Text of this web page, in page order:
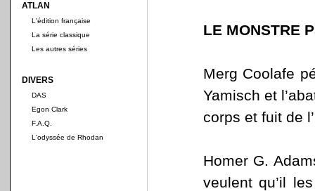
ATLAN
L'édition française
La série classique
Les autres séries
DIVERS
DAS
Egon Clark
F.A.Q.
L'odyssée de Rhodan
LE MONSTRE
Merg Coolafe
Yamisch et
corps et fuit de
Homer G.
veulent qu’il